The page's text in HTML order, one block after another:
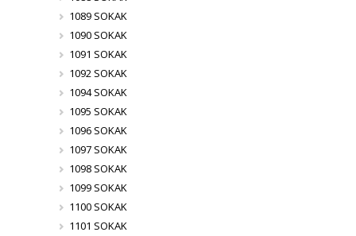
1089 SOKAK
1090 SOKAK
1091 SOKAK
1092 SOKAK
1094 SOKAK
1095 SOKAK
1096 SOKAK
1097 SOKAK
1098 SOKAK
1099 SOKAK
1100 SOKAK
1101 SOKAK